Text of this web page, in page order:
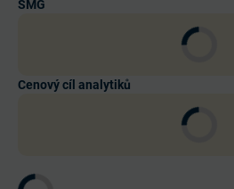
SMG
Cenový cíl analytiků